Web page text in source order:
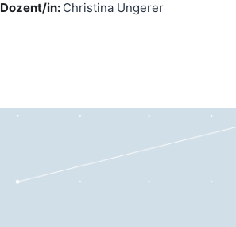
Dozent/in: Christina Ungerer